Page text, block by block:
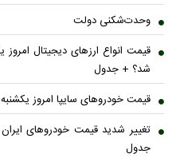
وحدت‌شکنی دولت
شد؟ + جدول
قیمت خودرو‌های سایپا امروز یکشنبه ۱۸ مرداد ۱۴۰۵ + جدول
جدول